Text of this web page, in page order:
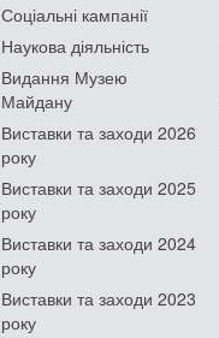
Соціальні кампанії
Наукова діяльність
Видання Музею
Майдану
Виставки та заходи 2026
року
Виставки та заходи 2025
року
Виставки та заходи 2024
року
Виставки та заходи 2023
року